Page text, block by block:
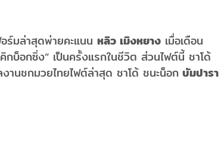
มล่าสุดพ่ายคะแนน หลิว เมิงหยาง เมื่อเดือน
บ็อกซิ่ง” เป็นครั้งแรกในชีวิต ส่วนไฟต์นี้ ชาโด้
านชกมวยไทยไฟต์ล่าสุด ชาโด้ ชนะน็อก บัมปารา